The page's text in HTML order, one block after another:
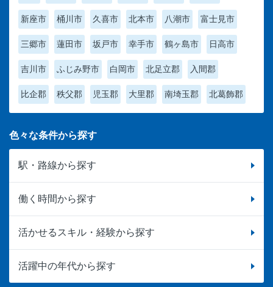
新座市 桶川市 久喜市 北本市 八潮市 富士見市
三郷市 蓮田市 坂戸市 幸手市 鶴ヶ島市 日高市
吉川市 ふじみ野市 白岡市 北足立郡 入間郡
比企郡 秩父郡 児玉郡 大里郡 南埼玉郡 北葛飾郡
色々な条件から探す
駅・路線から探す
働く時間から探す
活かせるスキル・経験から探す
活躍中の年代から探す